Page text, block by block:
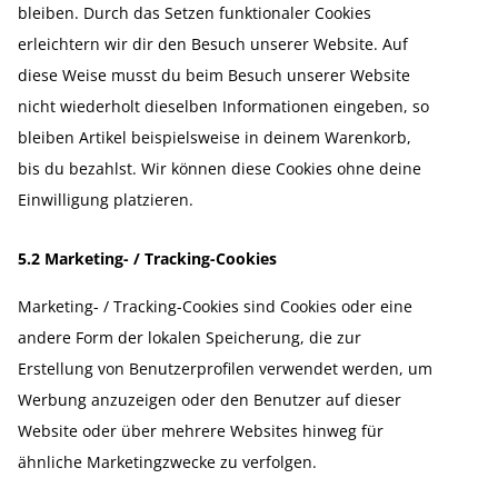
bleiben. Durch das Setzen funktio­naler Cookies
erleichtern wir dir den Besuch unserer Website. Auf
diese Weise musst du beim Besuch unserer Website
nicht wiederholt dieselben Infor­ma­tionen eingeben, so
bleiben Artikel beispiels­weise in deinem Warenkorb,
bis du bezahlst. Wir können diese Cookies ohne deine
Einwil­ligung platzieren.
5.2 Marketing- / Tracking-Cookies
Marketing- / Tracking-Cookies sind Cookies oder eine
andere Form der lokalen Speicherung, die zur
Erstellung von Benut­zer­pro­filen verwendet werden, um
Werbung anzuzeigen oder den Benutzer auf dieser
Website oder über mehrere Websites hinweg für
ähnliche Marke­ting­zwecke zu verfolgen.